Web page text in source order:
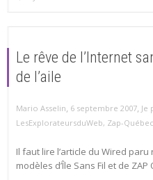
Le rêve de l’Internet
de l’aile
Mario Asselin, 6 septembre 2007, Je
LesExplorateursduWeb, Zap-Québec
Il faut lire l’article du Wired
modèles d’Île Sans Fil et de ZAP